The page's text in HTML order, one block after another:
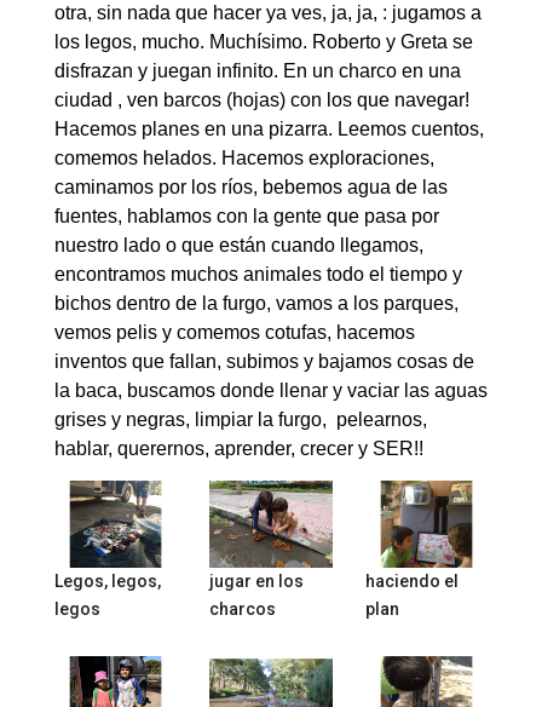
otra, sin nada que hacer ya ves, ja, ja, : jugamos a
los legos, mucho. Muchísimo. Roberto y Greta se
disfrazan y juegan infinito. En un charco en una
ciudad , ven barcos (hojas) con los que navegar!
Hacemos planes en una pizarra. Leemos cuentos,
comemos helados. Hacemos exploraciones,
caminamos por los ríos, bebemos agua de las
fuentes, hablamos con la gente que pasa por
nuestro lado o que están cuando llegamos,
encontramos muchos animales todo el tiempo y
bichos dentro de la furgo, vamos a los parques,
vemos pelis y comemos cotufas, hacemos
inventos que fallan, subimos y bajamos cosas de
la baca, buscamos donde llenar y vaciar las aguas
grises y negras, limpiar la furgo, pelearnos,
hablar, querernos, aprender, crecer y SER!!
Legos, legos,
legos
jugar en los
charcos
haciendo el
plan